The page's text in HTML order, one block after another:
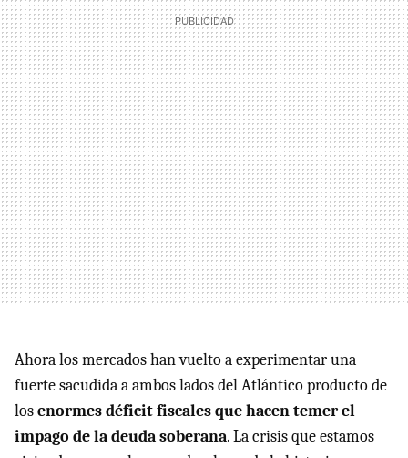
Ahora los mercados han vuelto a experimentar una
fuerte sacudida a ambos lados del Atlántico producto de
losenormes déficit fiscales que hacen temer el
impago de la deuda soberana. La crisis que estamos